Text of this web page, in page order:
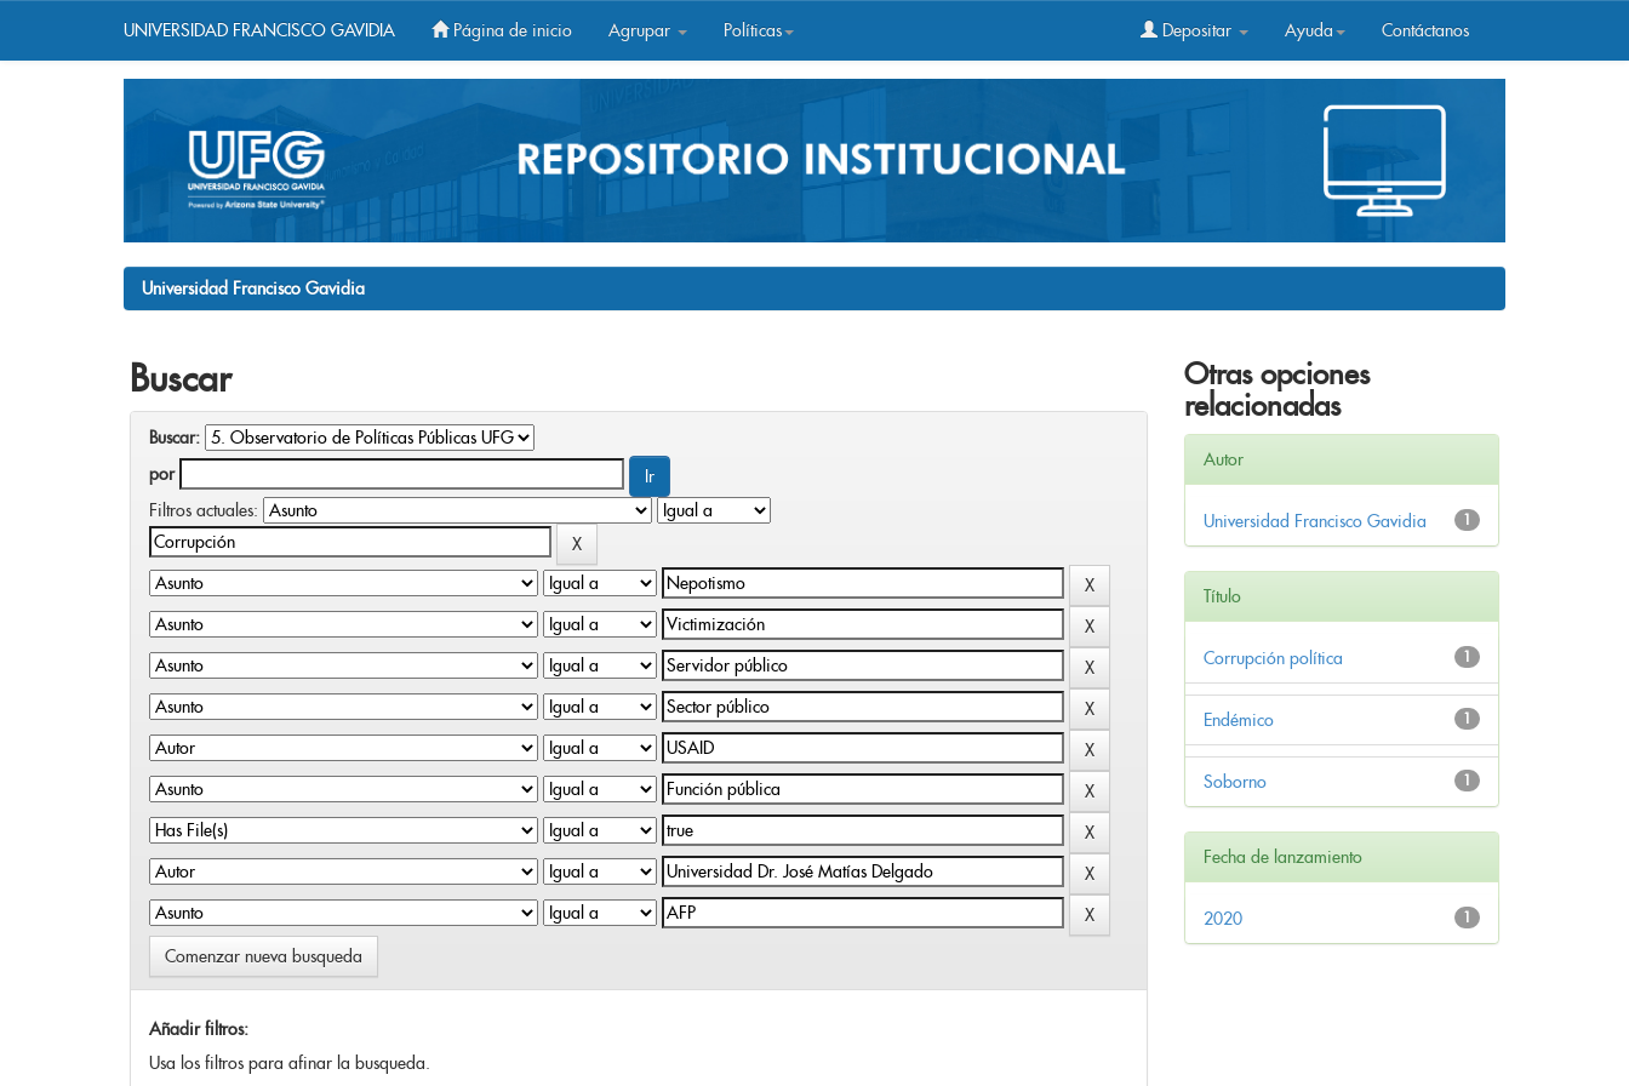
UNIVERSIDAD FRANCISCO GAVIDIA Página de inicio Agrupar Políticas Depositar Ayuda Contáctanos
Universidad Francisco Gavidia
Buscar
Buscar:
por
Filtros actuales:
Comenzar nueva busqueda
Añadir filtros:
Usa los filtros para afinar la busqueda.
Otras opciones
relacionadas
Autor
1
Universidad Francisco Gavidia
Título
1
Corrupción política
1
Endémico
1
Soborno
Fecha de lanzamiento
1
2020